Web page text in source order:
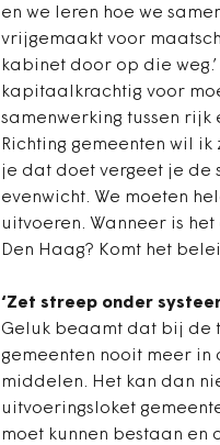
en we leren hoe we
vrijgemaakt voor
kabinet door op die
kapitaalkrachtig voor
samenwerking tussen
Richting gemeenten wil
je dat doet vergeet je de
evenwicht. We moeten
uitvoeren. Wanneer is
Den Haag? Komt het
‘Zet streep onder
Geluk beaamt dat bij de
gemeenten nooit meer
middelen. Het kan dan
uitvoeringsloket
moet kunnen bestaan